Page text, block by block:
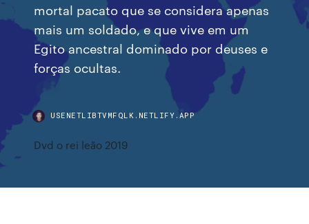
mortal pacato que se considera apenas
mais um soldado, e que vive em um
Egito ancestral dominado por deuses e
forças ocultas.
USENETLIBTVMFQLK.NETLIFY.APP
Dvd o rei leão 2019